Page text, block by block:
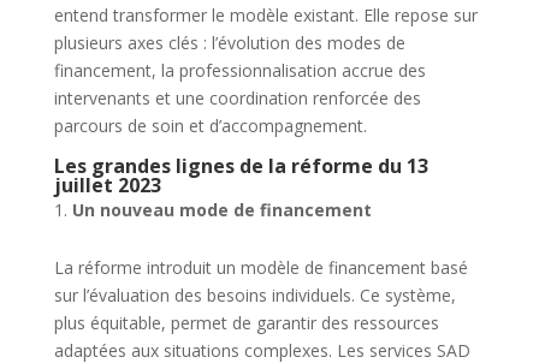
entend transformer le modèle existant. Elle repose sur
plusieurs axes clés : l’évolution des modes de
financement, la professionnalisation accrue des
intervenants et une coordination renforcée des
parcours de soin et d’accompagnement.
Les grandes lignes de la réforme du 13
juillet 2023
Un nouveau mode de financement
La réforme introduit un modèle de financement basé
sur l’évaluation des besoins individuels. Ce système,
plus équitable, permet de garantir des ressources
adaptées aux situations complexes. Les services SAD